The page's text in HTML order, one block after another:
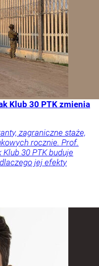
Klub 30 PTK zmienia
zagraniczne staże,
rocznie. Prof.
30 PTK buduje
jej efekty